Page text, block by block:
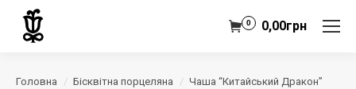
0,00грн
0
Головна Бісквітна порцеляна Чаша “китайський Дракон”